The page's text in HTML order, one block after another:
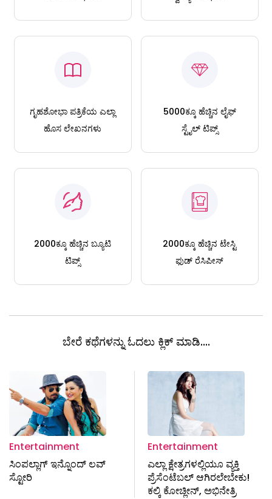
ಗೃಹಶೋಭಾ ಪತ್ರಿಕೆಯ ಎಲ್ಲಾ
ಹೊಸ ಲೇಖನಗಳು
5000ಕ್ಕೂ ಹೆಚ್ಚಿನ ಲೈಫ್
ಸ್ಟೈಲ್ ಟಿಪ್ಸ್
2000ಕ್ಕೂ ಹೆಚ್ಚಿನ ಬ್ಯೂಟಿ
ಟಿಪ್ಸ್
2000ಕ್ಕೂ ಹೆಚ್ಚಿನ ಟೇಸ್ಟಿ
ಫುಡ್ ರೆಸಿಪೀಸ್
ಬೇರೆ ಕಥೆಗಳನ್ನು ಓದಲು ಕ್ಲಿಕ್ ಮಾಡಿ....
Entertainment
ಸಿಂಪಲ್ಲಾಗ್ ಇನ್ನೊಂದ್ ಲವ್
ಸ್ಟೋರಿ
Entertainment
ಎಲ್ಲಾ ಕ್ಷೇತ್ರಗಳಲ್ಲಿಯೂ ವ್ಯಕ್ತಿ
ಪ್ರೆಸೆಂಟೆಬಲ್ ಆಗಿರಲೇಬೇಕು!
ಕಲ್ಕಿ ಕೋಚ್ಲೀನ್, ಅಭಿನೇತ್ರಿ